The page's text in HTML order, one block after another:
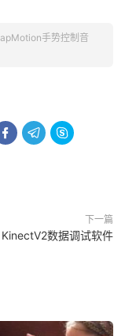
手势控制音
  
下一篇
KinectV2数据调试软件